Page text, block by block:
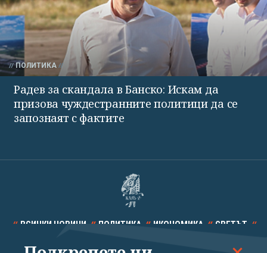
ПОЛИТИКА
Радев за скандала в Банско: Искам да
призова чуждестранните политици да се
запознаят с фактите
ВСИЧКИ НОВИНИ ПОЛИТИКА ИКОНОМИКА СВЕТЪТ
СПОРТ КУЛТУРА ТЕХНОЛОГИИ КАЛЕЙДОСКОП